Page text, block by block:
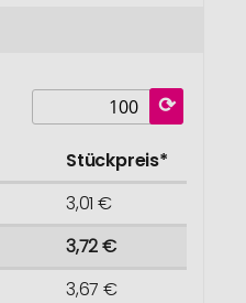
Stückpreis*
3,01 €
3,72 €
3,67 €